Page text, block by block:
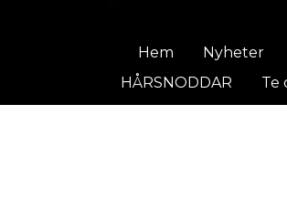
Hem Nyheter
HÅRSNODDAR
Te